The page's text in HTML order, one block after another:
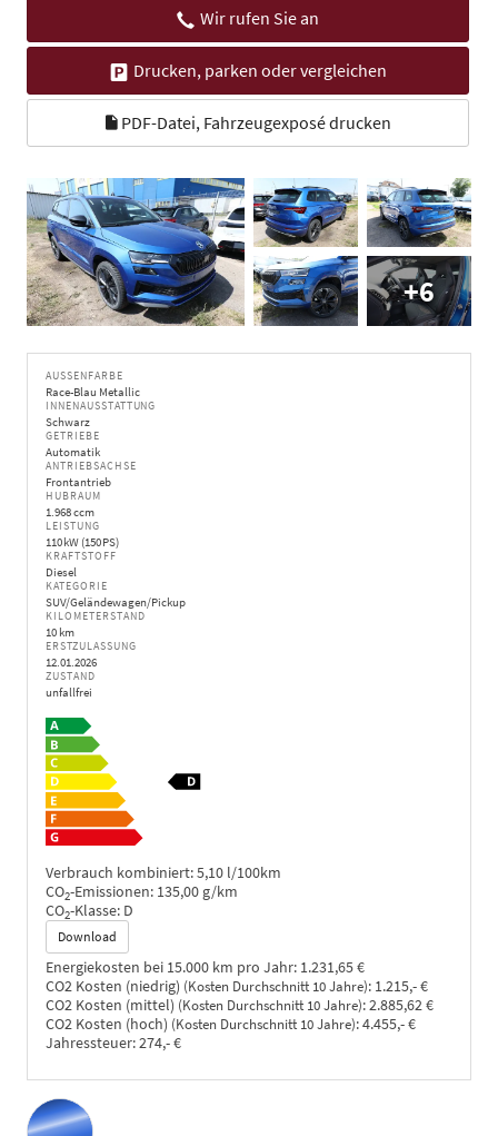
Wir rufen Sie an
Drucken, parken oder vergleichen
PDF-Datei, Fahrzeugexposé drucken
+6
AUSSENFARBE
Race-Blau Metallic
INNENAUSSTATTUNG
Schwarz
GETRIEBE
Automatik
ANTRIEBSACHSE
Frontantrieb
HUBRAUM
1.968 ccm
LEISTUNG
110 kW (150 PS)
KRAFTSTOFF
Diesel
KATEGORIE
SUV/Geländewagen/Pickup
KILOMETERSTAND
10 km
ERSTZULASSUNG
12.01.2026
ZUSTAND
unfallfrei
Verbrauch kombiniert:5,10 l/100km
CO2-Emissionen: 135,00 g/km
CO2-Klasse: D
Download
Energiekosten bei 15.000 km pro Jahr: 1.231,65 €
CO2 Kosten (niedrig) (Kosten Durchschnitt 10 Jahre): 1.215,- €
CO2 Kosten (mittel) (Kosten Durchschnitt 10 Jahre):2.885,62 €
CO2 Kosten (hoch) (Kosten Durchschnitt 10 Jahre):4.455,- €
Jahressteuer:274,- €